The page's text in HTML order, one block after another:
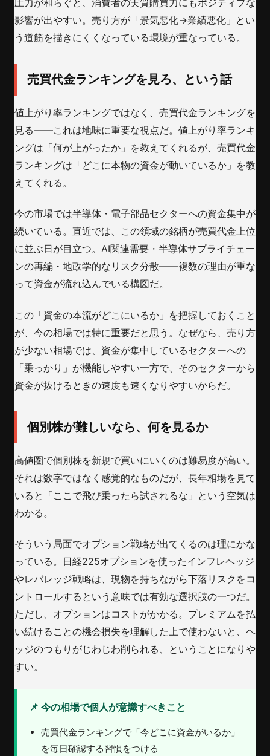
影響が出やすい。売り方が「景気悪化→業績悪化」とい
う道筋を描きにくくなっている環境が重なっている。
売買代金ランキングを見ろ、という話
値上がり率ランキングではなく、売買代金ランキングを
見る——これは地味に重要な視点だ。値上がり率ランキ
ングは「何が上がったか」を教えてくれるが、売買代金
ランキングは「どこに本物の資金が動いているか」を教
えてくれる。
今の市場では半導体・電子部品セクターへの資金集中が
続いている。直近では、この領域の銘柄が売買代金上位
に並ぶ日が目立つ。AI関連需要・半導体サプライチェー
ンの再編・地政学的なリスク分散——複数の理由が重な
って資金が流れ込んでいる構図だ。
この「資金の本流がどこにいるか」を把握しておくこと
が、今の相場では特に重要だと思う。なぜなら、売り方
が少ない相場では、資金が集中しているセクターへの
「乗っかり」が機能しやすい一方で、そのセクターから
資金が抜けるときの速度も速くなりやすいからだ。
個別株が難しいなら、何を見るか
高値圏で個別株を新規で買いにいくのは難易度が高い。
それは数字ではなく感覚的なものだが、長年相場を見て
いると「ここで飛び乗ったら試されるな」という空気は
わかる。
そういう局面でオプション戦略が出てくるのは理にかな
っている。日経225オプションを使ったインフレヘッジ
やレバレッジ戦略は、現物を持ちながら下落リスクをコ
ントロールするという意味では有効な選択肢の一つだ。
ただし、オプションはコストがかかる。プレミアムを払
い続けることの機会損失を理解した上で使わないと、ヘ
ッジのつもりがじわじわ削られる、ということになりや
すい。
📌 今の相場で個人が意識すべきこと
売買代金ランキングで「今どこに資金がいるか」
を毎日確認する習慣をつける